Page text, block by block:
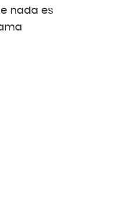
nada es